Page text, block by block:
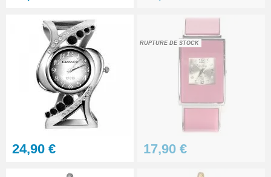
14,90 €
Marteau d'horlogerie
professionnel
8,90 €
Outil d'ouverture de montre à
24,90 €
RUPTURE DE STOCK
17,90 €